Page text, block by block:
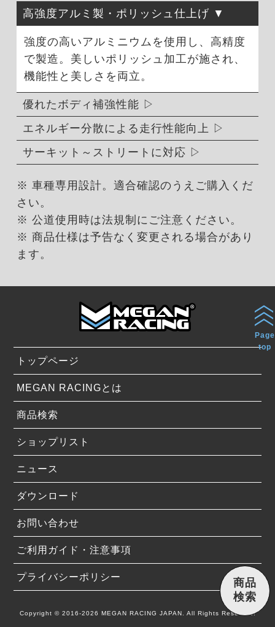
高強度アルミ製・ポリッシュ仕上げ
強度の高いアルミニウムを使用し、高精度
で製造。美しいポリッシュ加工が施され、
機能性と美しさを両立。
優れたボディ補強性能
エネルギー分散による走行性能向上
サーキット～ストリートに対応
※ 車種専用設計。適合確認のうえご購入くだ
さい。
※ 公道使用時は法規制にご注意ください。
※ 商品仕様は予告なく変更される場合があり
ます。
トップページ
MEGAN RACINGとは
商品検索
ショップリスト
ニュース
ダウンロード
お問い合わせ
ご利用ガイド・注意事項
プライバシーポリシー
Copyright © 2016-2026 MEGAN RACING JAPAN. All Rights Reserved.
Page
top
商品
検索